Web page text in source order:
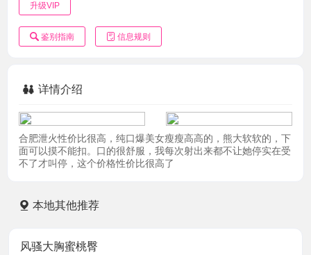
升级VIP
鉴别指南 信息规则
详情介绍
合肥泄火性价比很高，纯口爆美女瘦瘦高高的，熊大软软的，下
面可以摸不能扣。口的很舒服，我每次射出来都不让她停实在受
不了才叫停，这个价格性价比很高了
本地其他推荐
风骚大胸蜜桃臀